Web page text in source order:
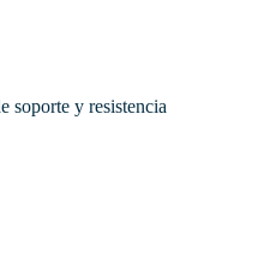
soporte y resistencia